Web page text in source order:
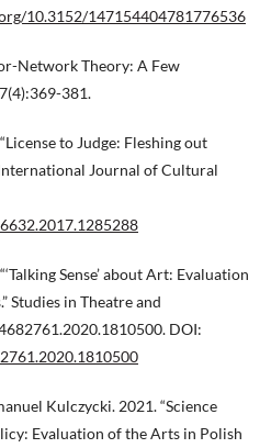
10.3152/147154404781776536
Network Theory: A Few
381.
to Judge: Fleshing out
Journal of Cultural
Sense’ about Art: Evaluation
Studies in Theatre and
DOI:
Kulczycki. 2021. “Science
Evaluation of the Arts in Polish